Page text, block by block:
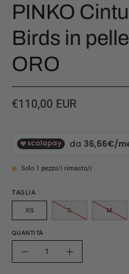
PINKO
Birds in
ORO
€110,00 EUR
Solo 1 pezzo/i rimasto/i
TAGLIA
XS S M
QUANTITÀ
Quantità
Aumenta